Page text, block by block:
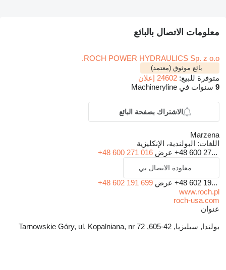
معلومات الاتصال بالبائع
ROCH POWER HYDRAULICS Sp. z o.o.
بائع موثوق (معتمد)
متوفرة للبيع: 24602 إعلان
9 سنوات في Machineryline
الاشتراك بصفحة البائع
Marzena
اللغات: البولندية، الإنكليزية
+48 600 27... عرض +48 600 271 016
معاودة الاتصال بي
+48 602 19... عرض +48 602 191 699
www.roch.pl
roch-usa.com
عنوان
بولندا, سيليزيا, 42-605, Tarnowskie Góry, ul. Kopalniana, nr 72